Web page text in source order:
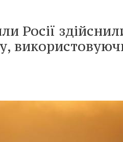
Росії